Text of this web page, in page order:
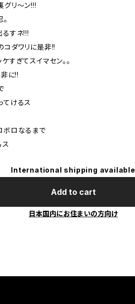
グリ〜ン!!!
るすネ!!!
コダワリに是非!!
すぎてスイマセン。。
に!!
てけるス
ボロなるまで
ス
International shipping available
Add to cart
日本国内にお住まいの方向け